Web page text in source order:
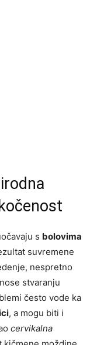
s bolovima
suvremene
nespretno
stvaranju
često vode ka
, a mogu biti i
cervikalna